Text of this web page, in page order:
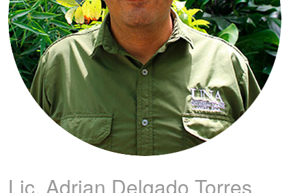
Lic. Adrian Delgado Torres